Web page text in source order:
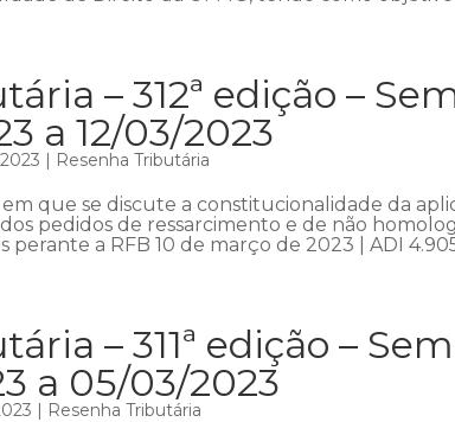
– 312ª edição –
a 12/03/2023
| Resenha Tributária
que se discute a constitucionalidade da
pedidos de ressarcimento e de não
a RFB 10 de março de 2023 | ADI
– 311ª edição –
a 05/03/2023
| Resenha Tributária